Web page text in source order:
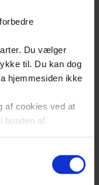
Du vælger
til. Du kan dog
hjemmesiden ikke
af cookies ved at
bunden af
hjemmeside
den 27. feb. 2025